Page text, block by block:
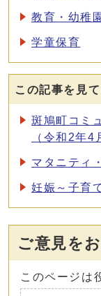
教育・幼稚
学童保育
この記事を見
斑鳩町コミ
（令和2年4
マタニティ
妊娠～子育
ご意見を
このページは